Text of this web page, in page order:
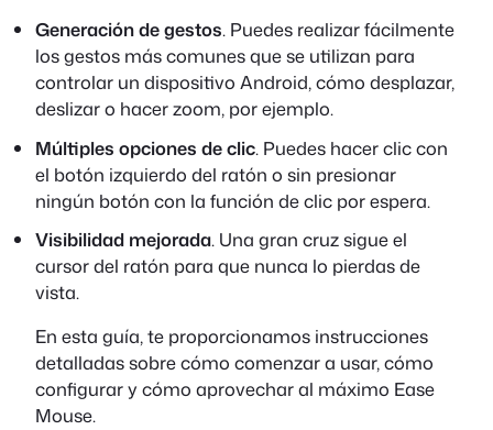
Generación de gestos. Puedes realizar fácilmente
los gestos más comunes que se utilizan para
controlar un dispositivo Android, cómo desplazar,
deslizar o hacer zoom, por ejemplo.
Múltiples opciones de clic. Puedes hacer clic con
el botón izquierdo del ratón o sin presionar
ningún botón con la función de clic por espera.
Visibilidad mejorada. Una gran cruz sigue el
cursor del ratón para que nunca lo pierdas de
vista.
En esta guía, te proporcionamos instrucciones
detalladas sobre cómo comenzar a usar, cómo
configurar y cómo aprovechar al máximo Ease
Mouse.